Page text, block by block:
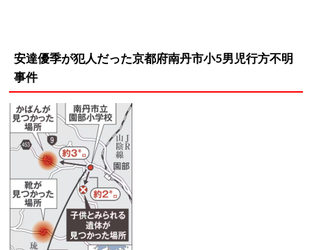
安達優季が犯人だった京都府南丹市小5男児行方不明
事件